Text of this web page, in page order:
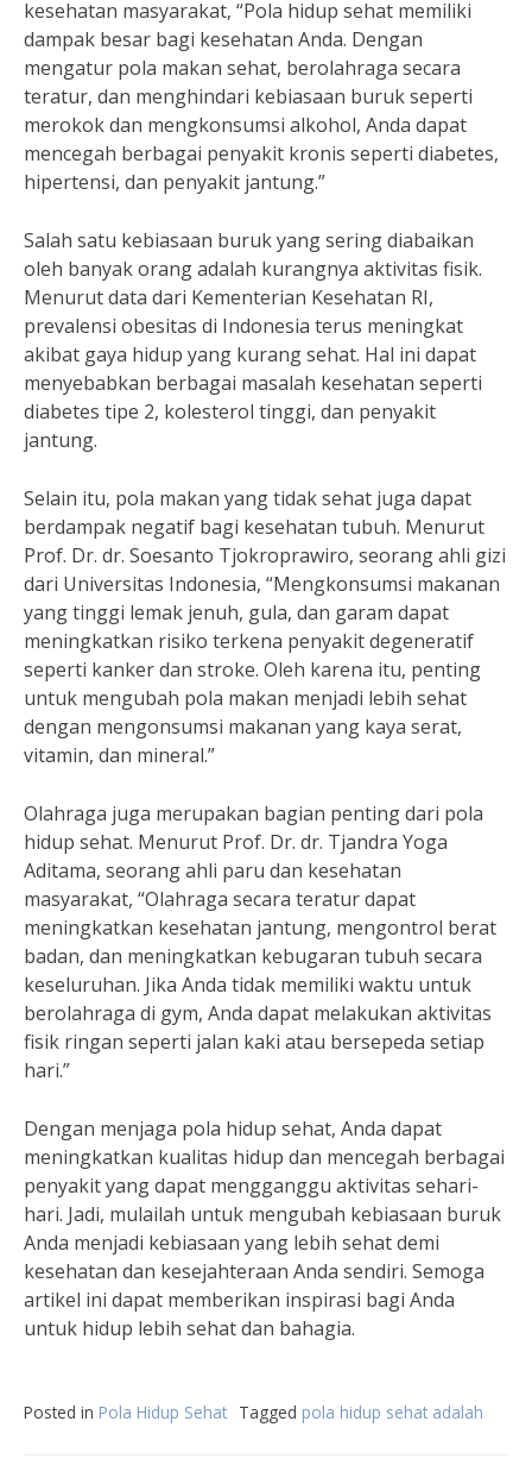
kesehatan masyarakat, “Pola hidup sehat memiliki
dampak besar bagi kesehatan Anda. Dengan
mengatur pola makan sehat, berolahraga secara
teratur, dan menghindari kebiasaan buruk seperti
merokok dan mengkonsumsi alkohol, Anda dapat
mencegah berbagai penyakit kronis seperti diabetes,
hipertensi, dan penyakit jantung.”
Salah satu kebiasaan buruk yang sering diabaikan
oleh banyak orang adalah kurangnya aktivitas fisik.
Menurut data dari Kementerian Kesehatan RI,
prevalensi obesitas di Indonesia terus meningkat
akibat gaya hidup yang kurang sehat. Hal ini dapat
menyebabkan berbagai masalah kesehatan seperti
diabetes tipe 2, kolesterol tinggi, dan penyakit
jantung.
Selain itu, pola makan yang tidak sehat juga dapat
berdampak negatif bagi kesehatan tubuh. Menurut
Prof. Dr. dr. Soesanto Tjokroprawiro, seorang ahli gizi
dari Universitas Indonesia, “Mengkonsumsi makanan
yang tinggi lemak jenuh, gula, dan garam dapat
meningkatkan risiko terkena penyakit degeneratif
seperti kanker dan stroke. Oleh karena itu, penting
untuk mengubah pola makan menjadi lebih sehat
dengan mengonsumsi makanan yang kaya serat,
vitamin, dan mineral.”
Olahraga juga merupakan bagian penting dari pola
hidup sehat. Menurut Prof. Dr. dr. Tjandra Yoga
Aditama, seorang ahli paru dan kesehatan
masyarakat, “Olahraga secara teratur dapat
meningkatkan kesehatan jantung, mengontrol berat
badan, dan meningkatkan kebugaran tubuh secara
keseluruhan. Jika Anda tidak memiliki waktu untuk
berolahraga di gym, Anda dapat melakukan aktivitas
fisik ringan seperti jalan kaki atau bersepeda setiap
hari.”
Dengan menjaga pola hidup sehat, Anda dapat
meningkatkan kualitas hidup dan mencegah berbagai
penyakit yang dapat mengganggu aktivitas sehari-
hari. Jadi, mulailah untuk mengubah kebiasaan buruk
Anda menjadi kebiasaan yang lebih sehat demi
kesehatan dan kesejahteraan Anda sendiri. Semoga
artikel ini dapat memberikan inspirasi bagi Anda
untuk hidup lebih sehat dan bahagia.
Posted in Pola Hidup Sehat Tagged pola hidup sehat adalah